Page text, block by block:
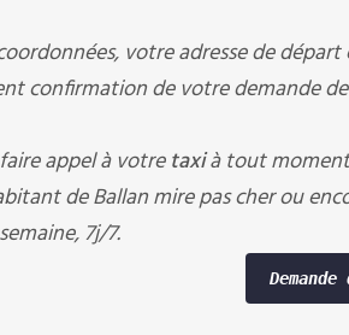
votre adresse de
confirmation de votre demande
appel à votretaxià tout moment
de Ballan mire pas cher ou
7j/7.